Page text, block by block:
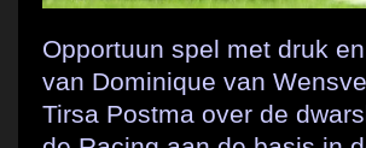
Opportuun spel met druk
van Dominique van
Tirsa Postma over de